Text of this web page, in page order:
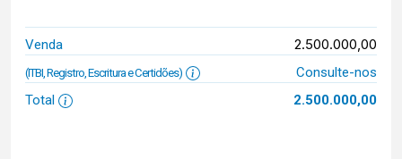
Venda 2.500.000,00
(ITBI, Registro, Escritura e Certidões)
Consulte-nos
Total
2.500.000,00